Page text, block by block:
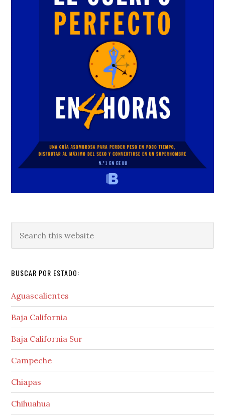
this
BUSCAR POR ESTADO:
Aguascalientes
Baja California
Baja California Sur
Campeche
Chiapas
Chihuahua